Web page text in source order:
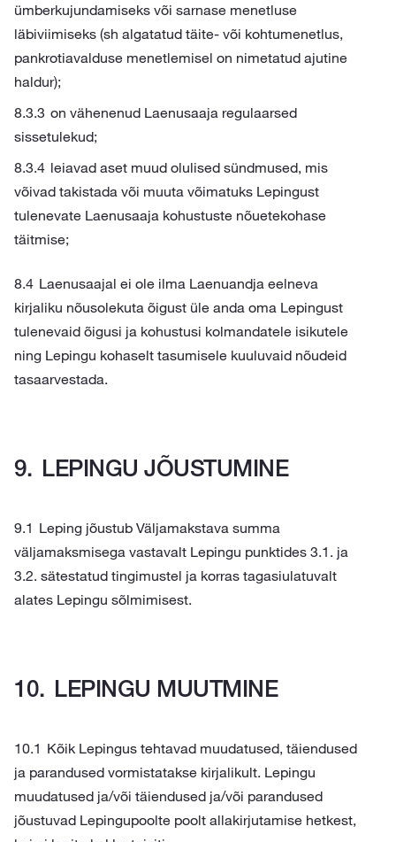
ümberkujundamiseks või sarnase menetluse
läbiviimiseks (sh algatatud täite- või kohtumenetlus,
pankrotiavalduse menetlemisel on nimetatud ajutine
haldur);
on vähenenud Laenusaaja regulaarsed
sissetulekud;
leiavad aset muud olulised sündmused, mis
võivad takistada või muuta võimatuks Lepingust
tulenevate Laenusaaja kohustuste nõuetekohase
täitmise;
Laenusaajal ei ole ilma Laenuandja eelneva
kirjaliku nõusolekuta õigust üle anda oma Lepingust
tulenevaid õigusi ja kohustusi kolmandatele isikutele
ning Lepingu kohaselt tasumisele kuuluvaid nõudeid
tasaarvestada.
LEPINGU JÕUSTUMINE
Leping jõustub Väljamakstava summa
väljamaksmisega vastavalt Lepingu punktides 3.1. ja
3.2. sätestatud tingimustel ja korras tagasiulatuvalt
alates Lepingu sõlmimisest.
LEPINGU MUUTMINE
Kõik Lepingus tehtavad muudatused, täiendused
ja parandused vormistatakse kirjalikult. Lepingu
muudatused ja/või täiendused ja/või parandused
jõustuvad Lepingupoolte poolt allakirjutamise hetkest,